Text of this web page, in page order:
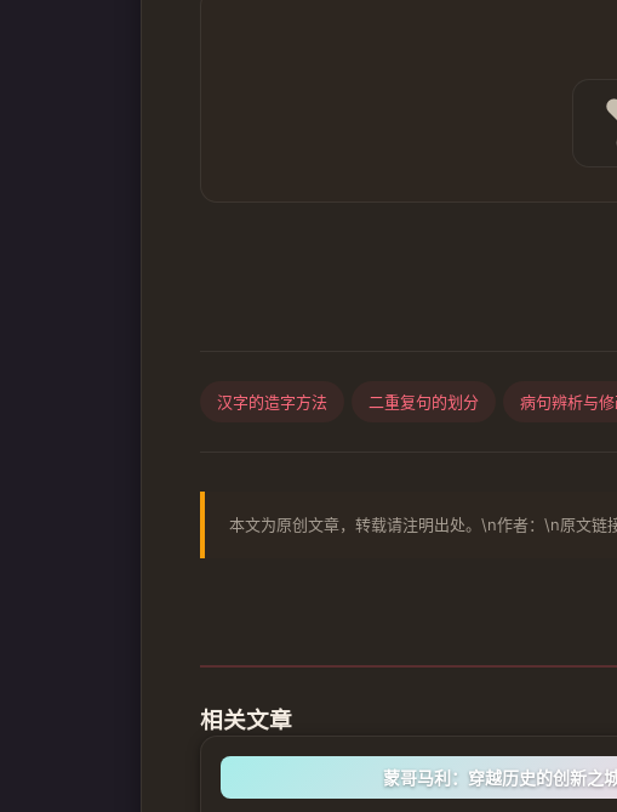
汉字的造字方法 二重复句的划分 病句辨析与
本文为原创文章，转载请注明出处。\n作者：\n原文链接
相关文章
蒙哥马利：穿越历史的创新之